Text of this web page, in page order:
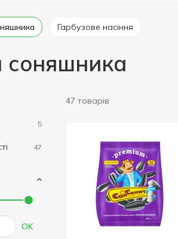
Гарбузове насіння
соняшника
5
47
OK
47 товарів